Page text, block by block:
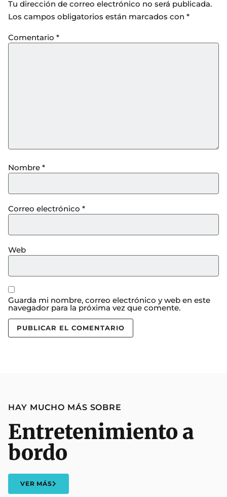
Tu dirección de correo electrónico no será publicada.
Los campos obligatorios están marcados con *
Comentario *
Nombre *
Correo electrónico *
Web
Guarda mi nombre, correo electrónico y web en este
navegador para la próxima vez que comente.
HAY MUCHO MÁS SOBRE
Entretenimiento a
bordo
VER MÁS